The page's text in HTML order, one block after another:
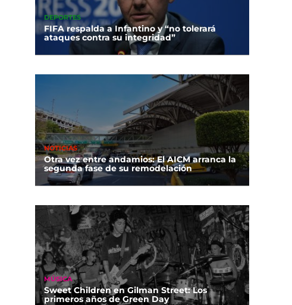
DEPORTES
FIFA respalda a Infantino y “no tolerará
ataques contra su integridad”
NOTICIAS
Otra vez entre andamios: El AICM arranca la
segunda fase de su remodelación
MÚSICA
Sweet Children en Gilman Street: Los
primeros años de Green Day